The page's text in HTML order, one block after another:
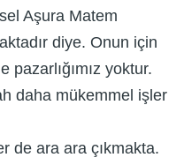
Aşura Matem
diye. Onun için
pazarlığımız yoktur.
daha mükemmel işler
de ara ara çıkmakta.